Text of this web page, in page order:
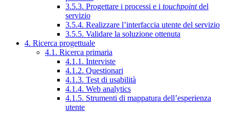
3.5.3. Progettare i processi e i touchpointdel
servizio
3.5.4. Realizzare l’interfaccia utente del servizio
3.5.5. Validare la soluzione ottenuta
4. Ricerca progettuale
4.1. Ricerca primaria
4.1.1. Interviste
4.1.2. Questionari
4.1.3. Test di usabilità
4.1.4. Web analytics
4.1.5. Strumenti di mappatura dell’esperienza
utente